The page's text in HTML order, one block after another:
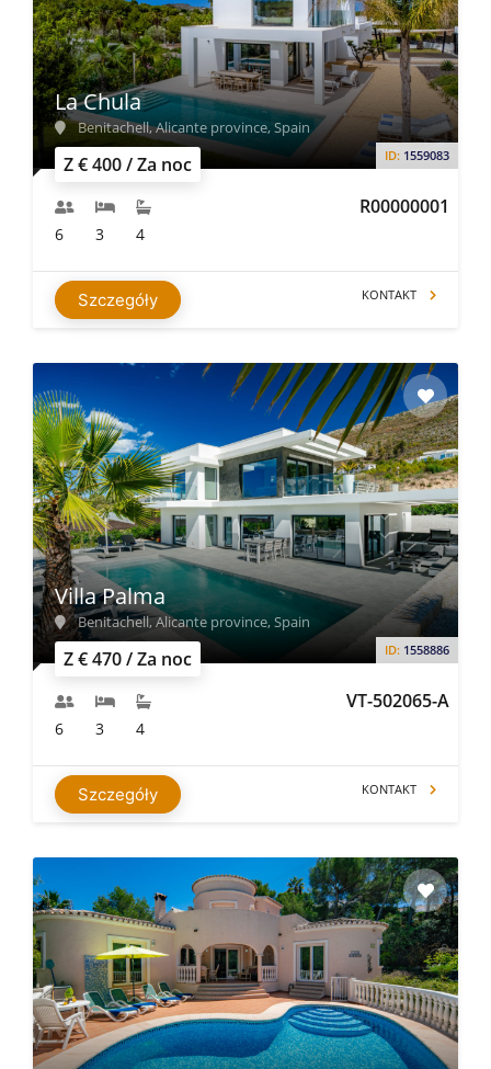
uzyskać najlepsze i najbardziej rozsądne stawki.
Z € 400 / Za noc ID: 1559083
R00000001
La Chula
Benitachell, Alicante province, Spain
6 3 4
Szczegóły KONTAKT
Z € 470 / Za noc ID: 1558886
VT-502065-A
Villa Palma
Benitachell, Alicante province, Spain
6 3 4
Szczegóły KONTAKT